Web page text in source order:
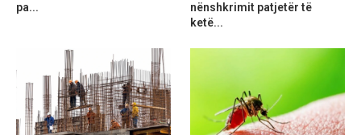
pa...
nënshkrimit patjetër të
ketë...